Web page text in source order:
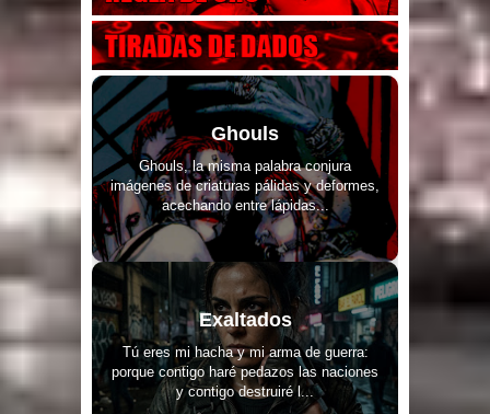
Ghouls
Ghouls, la misma palabra conjura
imágenes de criaturas pálidas y deformes,
acechando entre lápidas...
Exaltados
Tú eres mi hacha y mi arma de guerra:
porque contigo haré pedazos las naciones
y contigo destruiré l...